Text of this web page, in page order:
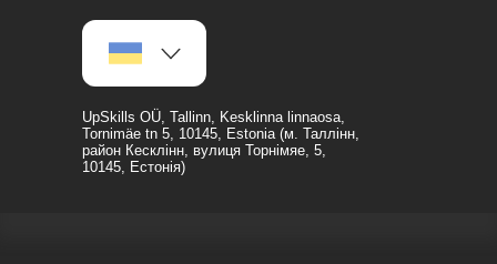
UpSkills OÜ, Tallinn, Kesklinna linnaosa,
Tornimäe tn 5, 10145, Estonia (м. Таллінн,
район Кесклінн, вулиця Торнімяе, 5,
10145, Естонія)